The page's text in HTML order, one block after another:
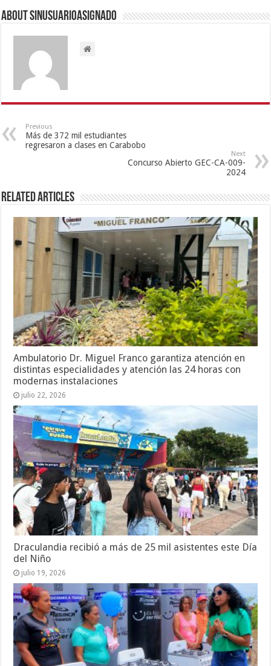
About sinusuarioasignado
Previous
Más de 372 mil estudiantes
regresaron a clases en Carabobo
Next
Concurso Abierto GEC-CA-009-
2024
Related Articles
Ambulatorio Dr. Miguel Franco garantiza atención en
distintas especialidades y atención las 24 horas con
modernas instalaciones
julio 22, 2026
Draculandia recibió a más de 25 mil asistentes este Día
del Niño
julio 19, 2026